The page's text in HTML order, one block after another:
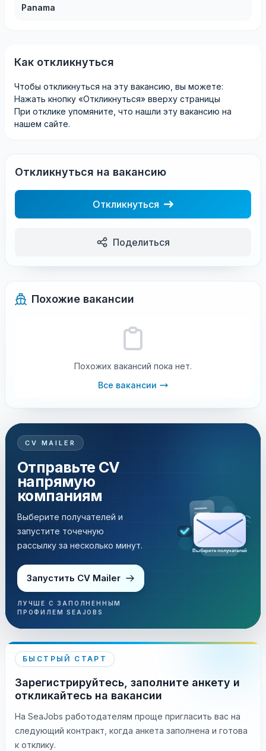
Panama
Как откликнуться
Чтобы откликнуться на эту вакансию, вы можете:
Нажать кнопку «Откликнуться» вверху страницы
При отклике упомяните, что нашли эту вакансию на
нашем сайте.
Откликнуться на вакансию
Откликнуться
Поделиться
Похожие вакансии
Похожих вакансий пока нет.
Все вакансии
CV MAILER
Отправьте CV
напрямую
компаниям
Выберите получателей и
запустите точечную
рассылку за несколько минут.
Запустить CV Mailer
ЛУЧШЕ С ЗАПОЛНЕННЫМ
ПРОФИЛЕМ SEAJOBS
Выберите получателей
БЫСТРЫЙ СТАРТ
Зарегистрируйтесь, заполните анкету и
откликайтесь на вакансии
На SeaJobs работодателям проще пригласить вас на
следующий контракт, когда анкета заполнена и готова
к отклику.